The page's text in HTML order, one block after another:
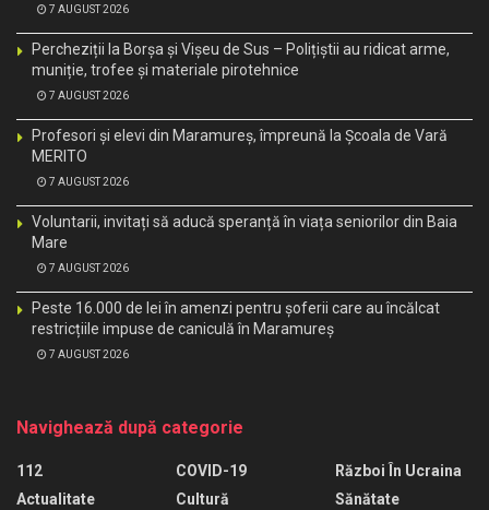
7 AUGUST 2026
Percheziții la Borșa și Vișeu de Sus – Polițiștii au ridicat arme,
muniție, trofee și materiale pirotehnice
7 AUGUST 2026
Profesori și elevi din Maramureș, împreună la Școala de Vară
MERITO
7 AUGUST 2026
Voluntarii, invitați să aducă speranță în viața seniorilor din Baia
Mare
7 AUGUST 2026
Peste 16.000 de lei în amenzi pentru șoferii care au încălcat
restricțiile impuse de caniculă în Maramureș
7 AUGUST 2026
Navighează după categorie
112
Actualitate
COVID-19
Cultură
Război În Ucraina
Sănătate